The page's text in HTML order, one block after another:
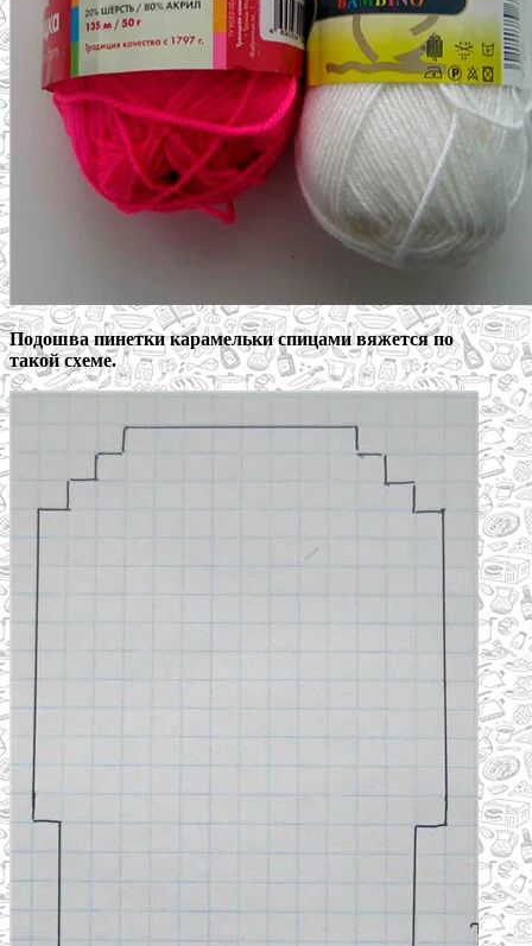
Подошва пинетки карамельки спицами вяжется по
такой схеме.